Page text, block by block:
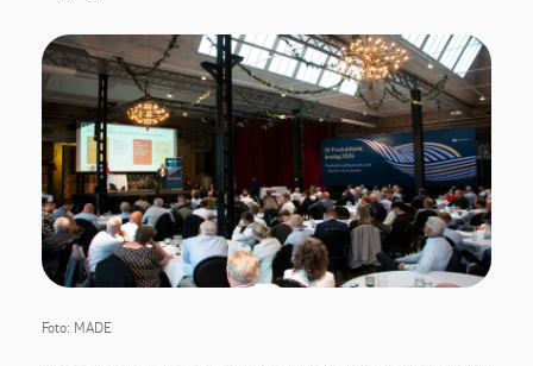
Foto: MADE